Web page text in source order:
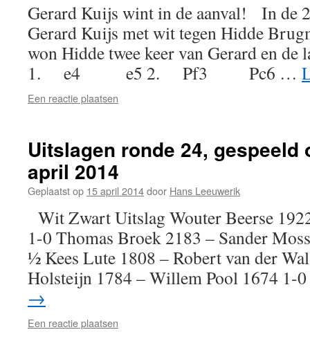
Gerard Kuijs wint in de aanval! In de
Gerard Kuijs met wit tegen Hidde
won Hidde twee keer van Gerard en de
1. e4 e5 2. Pf3 Pc6 …
Een reactie plaatsen
Uitslagen ronde 24, gespeeld
april 2014
Geplaatst op 15 april 2014door Hans Leeuwerik
Wit Zwart Uitslag Wouter Beerse
1-0 Thomas Broek 2183 – Sander
½ Kees Lute 1808 – Robert van der
Holsteijn 1784 – Willem Pool 1674
→
Een reactie plaatsen